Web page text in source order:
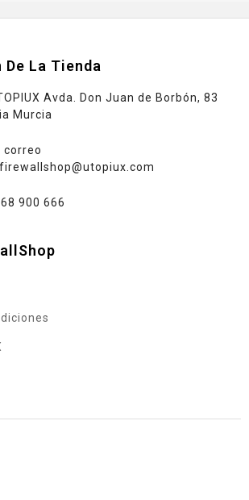
La Tienda
Avda. Don Juan de Borbón, 83
Murcia
correo
firewallshop@utopiux.com
900 666